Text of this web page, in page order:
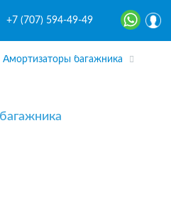
+7 (707) 594-49-49
Амортизаторы багажника